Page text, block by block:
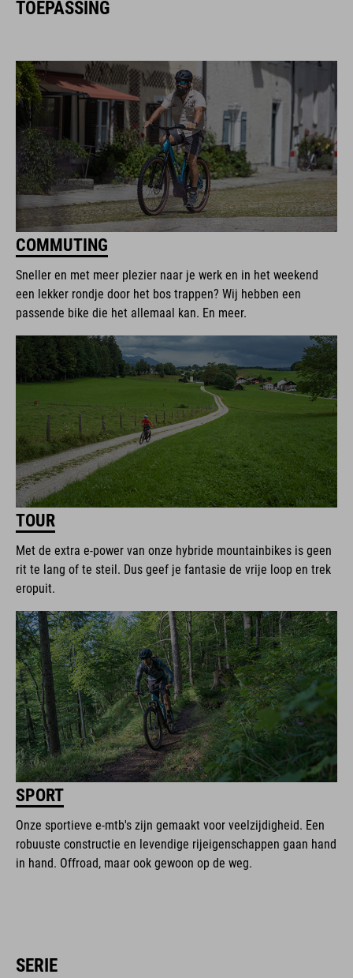
TOEPASSING
COMMUTING
Sneller en met meer plezier naar je werk en in het weekend
een lekker rondje door het bos trappen? Wij hebben een
passende bike die het allemaal kan. En meer.
TOUR
Met de extra e-power van onze hybride mountainbikes is geen
rit te lang of te steil. Dus geef je fantasie de vrije loop en trek
eropuit.
SPORT
Onze sportieve e-mtb's zijn gemaakt voor veelzijdigheid. Een
robuuste constructie en levendige rijeigenschappen gaan hand
in hand. Offroad, maar ook gewoon op de weg.
SERIE